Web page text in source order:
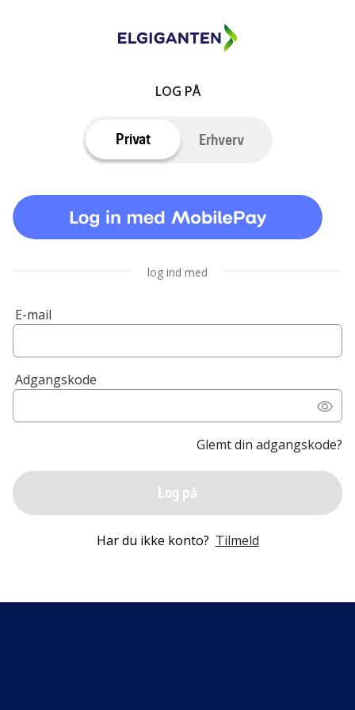
LOG PÅ
Privat Erhverv
log ind med
E-mail
Adgangskode
Glemt din adgangskode?
Log på
Har du ikke konto? Tilmeld